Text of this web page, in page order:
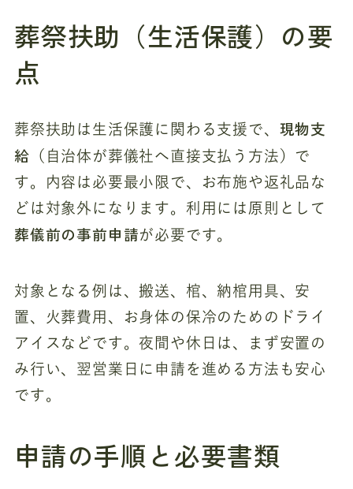
葬祭扶助（生活保護）の要
点
葬祭扶助は生活保護に関わる支援で、 現物支
給 （自治体が葬儀社へ直接支払う方法）で
す。内容は必要最小限で、お布施や返礼品な
どは対象外になります。利用には原則として
葬儀前の事前申請が必要です。
対象となる例は、搬送、棺、納棺用具、安
置、火葬費用、お身体の保冷のためのドライ
アイスなどです。夜間や休日は、まず安置の
み行い、翌営業日に申請を進める方法も安心
です。
申請の手順と必要書類